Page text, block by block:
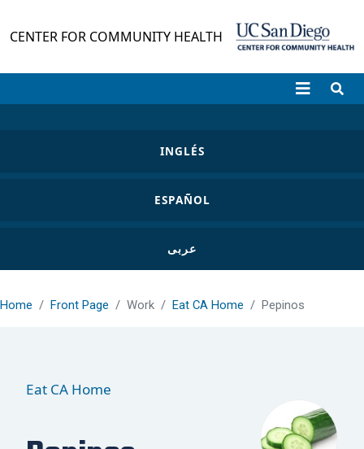
CENTER FOR COMMUNITY HEALTH
INGLÉS
ESPAÑOL
عربى
Home Front Page Work Eat CA Home Pepinos
Eat CA Home